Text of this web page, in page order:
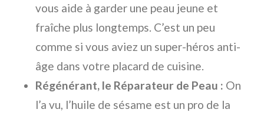
vous aide à garder une peau jeune et
fraîche plus longtemps. C’est un peu
comme si vous aviez un super-héros anti-
âge dans votre placard de cuisine.
Régénérant, le Réparateur de Peau : On
l’a vu, l’huile de sésame est un pro de la